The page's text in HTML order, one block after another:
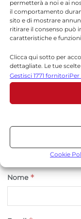
permetterà a noi e ai
il comportamento
sito e di mostrare
ritirare il consenso può
caratteristiche e
Clicca qui sotto per
dettagliate. Le tue
sito. È possibile
compreso il ritiro del
Policy o cliccando sul
inferiore dello schermo.
Statistiche
Archiviare
prestazioni degli
combinazione di dati
Gestisci 1771 fornitori
Cookie
Lascia un
Il tuo indirizzo email
obbligatori sono
Commento*
Nome *